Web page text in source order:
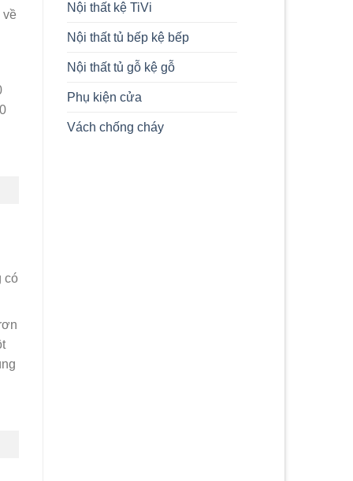
về
có
Nội thất kệ TiVi
Nội thất tủ bếp kệ bếp
Nội thất tủ gỗ kệ gỗ
Phụ kiện cửa
Vách chống cháy